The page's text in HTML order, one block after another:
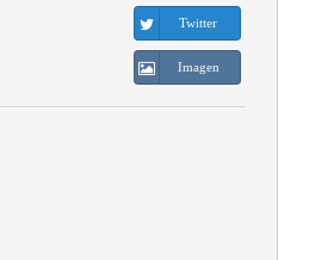
Twitter
Imagen